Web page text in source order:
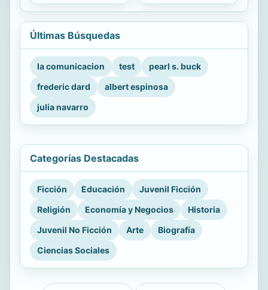
Últimas Búsquedas
la comunicacion test
pearl s. buck
frederic dard
albert espinosa
julia navarro
Categorías Destacadas
Ficción Educación
Juvenil Ficción
Religión
Economía y Negocios
Historia
Juvenil No Ficción
Arte
Biografía
Ciencias Sociales